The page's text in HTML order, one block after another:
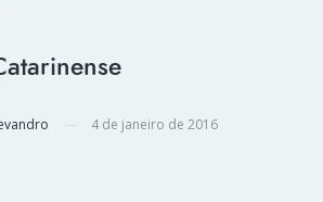
4 de janeiro de 2016